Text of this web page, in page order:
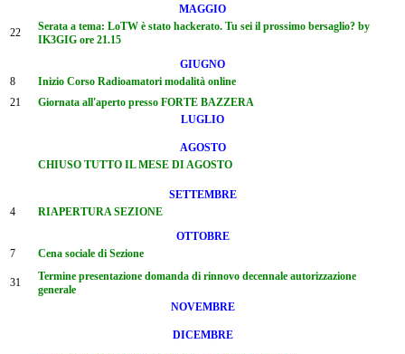
MAGGIO
22
Serata a tema: LoTW è stato hackerato. Tu sei il prossimo bersaglio? by
IK3GIG ore 21.15
GIUGNO
8
Inizio Corso Radioamatori modalità online
21
Giornata all'aperto presso FORTE BAZZERA
LUGLIO
AGOSTO
CHIUSO TUTTO IL MESE DI AGOSTO
SETTEMBRE
4
RIAPERTURA SEZIONE
OTTOBRE
7
Cena sociale di Sezione
31
Termine presentazione domanda di rinnovo decennale autorizzazione
generale
NOVEMBRE
DICEMBRE